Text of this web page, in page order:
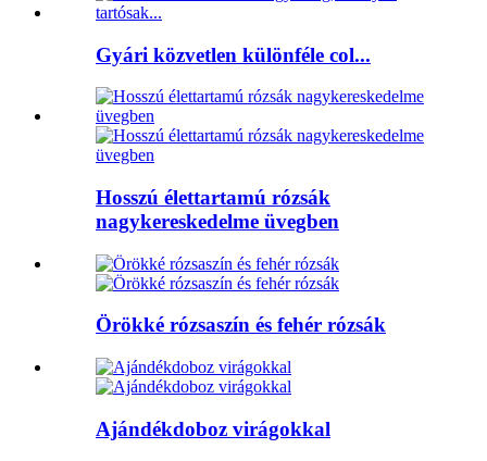
Gyári közvetlen különféle col...
Hosszú élettartamú rózsák
nagykereskedelme üvegben
Örökké rózsaszín és fehér rózsák
Ajándékdoboz virágokkal